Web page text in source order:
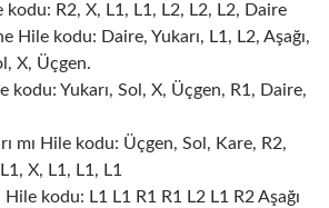
kodu: R2, X, L1, L1, L2, L2, L2, Daire
Hile kodu: Daire, Yukarı, L1, L2, Aşağı,
X, Üçgen.
kodu: Yukarı, Sol, X, Üçgen, R1, Daire,
mı Hile kodu: Üçgen, Sol, Kare, R2,
X, L1, L1, L1
kodu: L1 L1 R1 R1 L2 L1 R2 Aşağı